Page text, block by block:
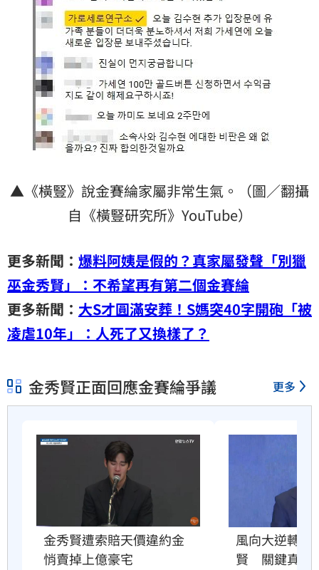
▲《橫豎》說金賽綸家屬非常生氣。（圖／翻攝
自《橫豎研究所》YouTube）
更多新聞： 爆料阿姨是假的？真家屬發聲「別獵
巫金秀賢」：不希望再有第二個金賽綸
更多新聞： 大S才圓滿安葬！S媽突40字開砲「被
凌虐10年」：人死了又換樣了？
金秀賢正面回應金賽綸爭議 更多
金秀賢遭索賠天價違約金
悄賣掉上億豪宅
風向大逆轉！
賢　關鍵真相